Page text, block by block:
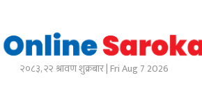
२०८३, २२ श्रावण शुक्रबार | Fri Aug 7 2026